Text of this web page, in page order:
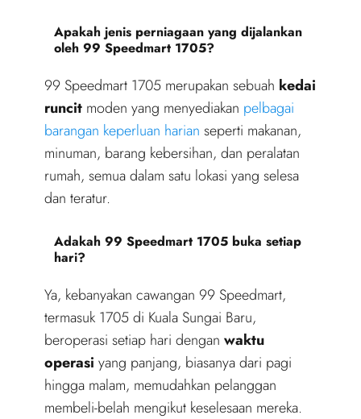
Apakah jenis perniagaan yang dijalankan
oleh 99 Speedmart 1705?
99 Speedmart 1705 merupakan sebuah kedai
runcit moden yang menyediakan pelbagai
barangan keperluan harian seperti makanan,
minuman, barang kebersihan, dan peralatan
rumah, semua dalam satu lokasi yang selesa
dan teratur.
Adakah 99 Speedmart 1705 buka setiap
hari?
Ya, kebanyakan cawangan 99 Speedmart,
termasuk 1705 di Kuala Sungai Baru,
beroperasi setiap hari dengan waktu
operasi yang panjang, biasanya dari pagi
hingga malam, memudahkan pelanggan
membeli-belah mengikut keselesaan mereka.